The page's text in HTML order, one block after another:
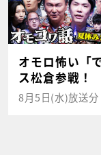
オモロ怖い「
ス松倉参戦！
8月5日(水)放送分